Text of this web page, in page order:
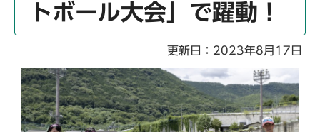
トボール大会」で躍動！
更新日：2023年8月17日